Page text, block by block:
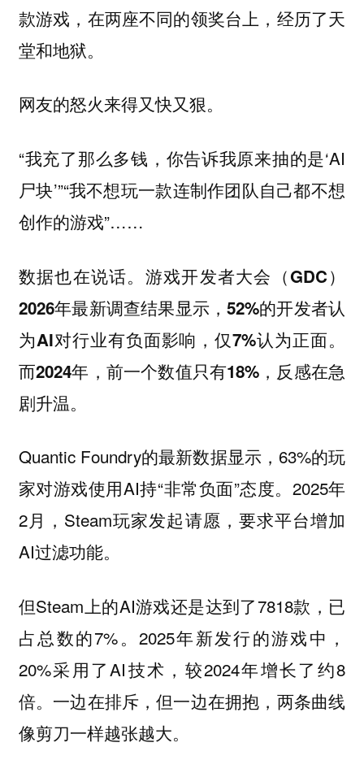
款游戏，在两座不同的领奖台上，经历了天
堂和地狱。
网友的怒火来得又快又狠。
“我充了那么多钱，你告诉我原来抽的是‘AI
尸块’”“我不想玩一款连制作团队自己都不想
创作的游戏”……
数据也在说话。游戏开发者大会（GDC）
2026年最新调查结果显示，52%的开发者认
为AI对行业有负面影响，仅7%认为正面。
而2024年，前一个数值只有18%，反感在急
剧升温。
Quantic Foundry的最新数据显示，63%的玩
家对游戏使用AI持“非常负面”态度。2025年
2月，Steam玩家发起请愿，要求平台增加
AI过滤功能。
但Steam上的AI游戏还是达到了7818款，已
占总数的7%。2025年新发行的游戏中，
20%采用了AI技术，较2024年增长了约8
倍。一边在排斥，但一边在拥抱，两条曲线
像剪刀一样越张越大。